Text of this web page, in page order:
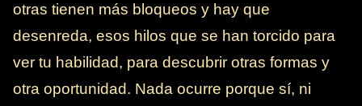
otras tienen más bloqueos y hay que
desenreda, esos hilos que se han torcido para
ver tu habilidad, para descubrir otras formas y
otra oportunidad. Nada ocurre porque sí, ni